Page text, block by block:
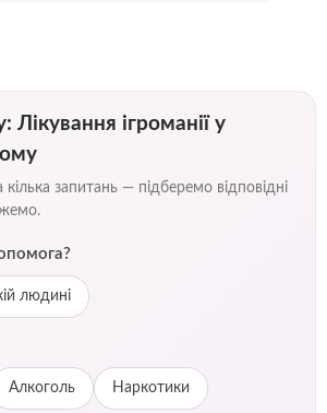
Лікування ігроманії у
запитань — підберемо відповідні
людині
Алкоголь Наркотики